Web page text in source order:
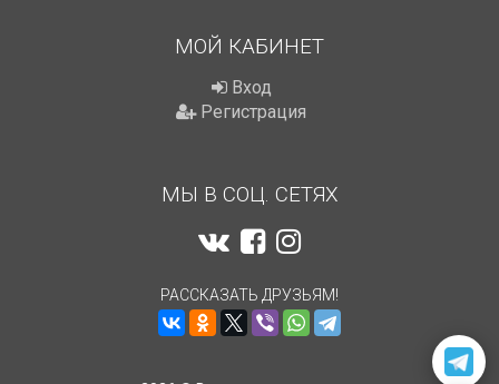
МОЙ КАБИНЕТ
Вход
Регистрация
МЫ В СОЦ. СЕТЯХ
РАССКАЗАТЬ ДРУЗЬЯМ!